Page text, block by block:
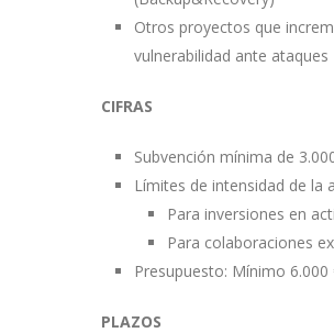
Otros proyectos que
vulnerabilidad ante ataques
CIFRAS
Subvención mínima de
Límites de intensidad de la
Para inversiones en
Para colaboraciones
Presupuesto: Mínimo
PLAZOS